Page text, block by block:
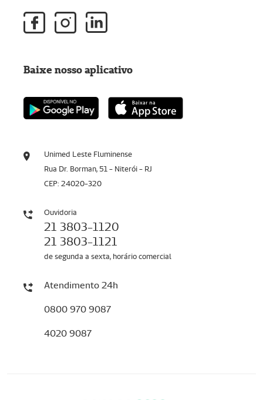
Unimed Leste Fluminense
Rua Dr. Borman, 51 - Niterói - RJ
CEP: 24020-320
Ouvidoria
21 3803-1120
21 3803-1121
de segunda a sexta, horário comercial
Atendimento 24h
0800 970 9087
4020 9087
Baixe nosso aplicativo